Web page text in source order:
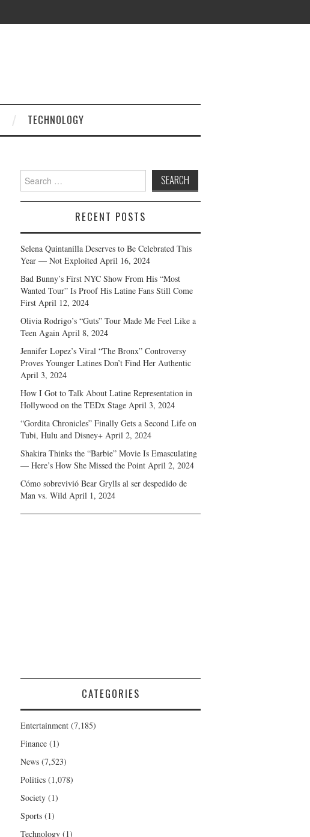
TECHNOLOGY
Search
for:
RECENT POSTS
Selena Quintanilla Deserves to Be Celebrated This
Year — Not Exploited April 16, 2024
Bad Bunny’s First NYC Show From His “Most
Wanted Tour” Is Proof His Latine Fans Still Come
First April 12, 2024
Olivia Rodrigo’s “Guts” Tour Made Me Feel Like a
Teen Again April 8, 2024
Jennifer Lopez’s Viral “The Bronx” Controversy
Proves Younger Latines Don’t Find Her Authentic
April 3, 2024
How I Got to Talk About Latine Representation in
Hollywood on the TEDx Stage April 3, 2024
“Gordita Chronicles” Finally Gets a Second Life on
Tubi, Hulu and Disney+ April 2, 2024
Shakira Thinks the “Barbie” Movie Is Emasculating
— Here’s How She Missed the Point April 2, 2024
Cómo sobrevivió Bear Grylls al ser despedido de
Man vs. Wild April 1, 2024
CATEGORIES
Entertainment (7,185)
Finance (1)
News (7,523)
Politics (1,078)
Society (1)
Sports (1)
Technology (1)